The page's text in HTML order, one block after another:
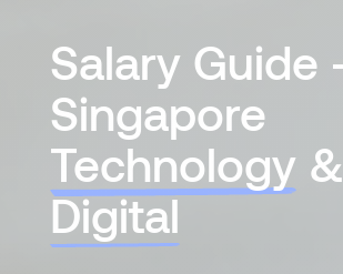
Salary Guide
Singapore
Technology &
Digital